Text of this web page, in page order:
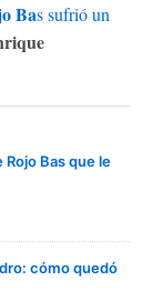
Bas sufrió un
Rojo Bas que le
cómo quedó